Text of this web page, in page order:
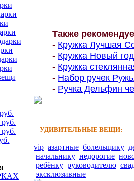
руб.
руб.
Также
- Кружка Лучшая
- Кружка Новый
- Кружка
- Набор ручек
- Ручка Дельфин
УДИВИТЕЛЬНЫЕ ВЕЩИ:
vip азартные болельщику
начальнику недорогие
ребёнку руководителю
эксклюзивные